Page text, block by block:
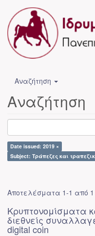
Αναζήτηση
Αναζήτηση
Date issued: 2019 ×
Subject: Τράπεζες και
Αποτελέσματα 1-1 από 1
Κρυπτονομίσματα
διεθνείς
digital coin